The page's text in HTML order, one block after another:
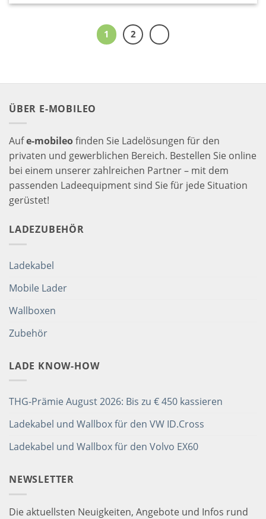
1 2
ÜBER E-MOBILEO
Aufe-mobileofinden Sie Ladelösungen für den
privaten und gewerblichen Bereich. Bestellen Sie online
bei einem unserer zahlreichen Partner – mit dem
passenden Ladeequipment sind Sie für jede Situation
gerüstet!
LADEZUBEHÖR
Ladekabel
Mobile Lader
Wallboxen
Zubehör
LADE KNOW-HOW
THG-Prämie August 2026: Bis zu € 450 kassieren
Ladekabel und Wallbox für den VW ID.Cross
Ladekabel und Wallbox für den Volvo EX60
NEWSLETTER
Die aktuellsten Neuigkeiten, Angebote und Infos rund